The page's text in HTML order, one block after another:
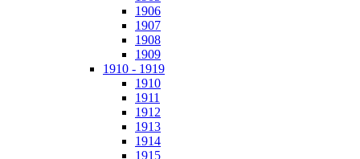
1906
1907
1908
1909
1910 - 1919
1910
1911
1912
1913
1914
1915